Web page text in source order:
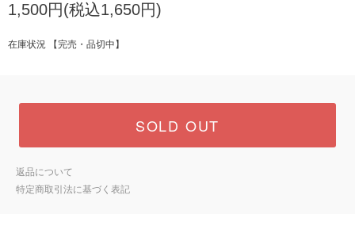
1,500円(税込1,650円)
在庫状況 【完売・品切中】
SOLD OUT
返品について
特定商取引法に基づく表記